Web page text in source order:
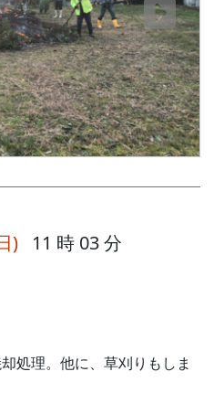
) 11 時 03 分
処理。他に、草刈りもしま